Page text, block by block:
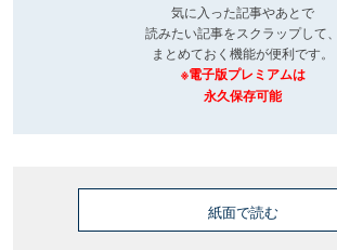
気に入った記事やあとで
読みたい記事をスクラップして、
まとめておく機能が便利です。
※電子版プレミアムは
永久保存可能
紙面で読む